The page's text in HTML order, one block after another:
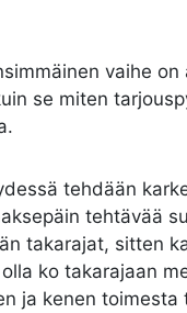
vaihe on
se miten
tehdään
tehtävää
takarajat, sitten
ko takarajaan
ja kenen toimesta